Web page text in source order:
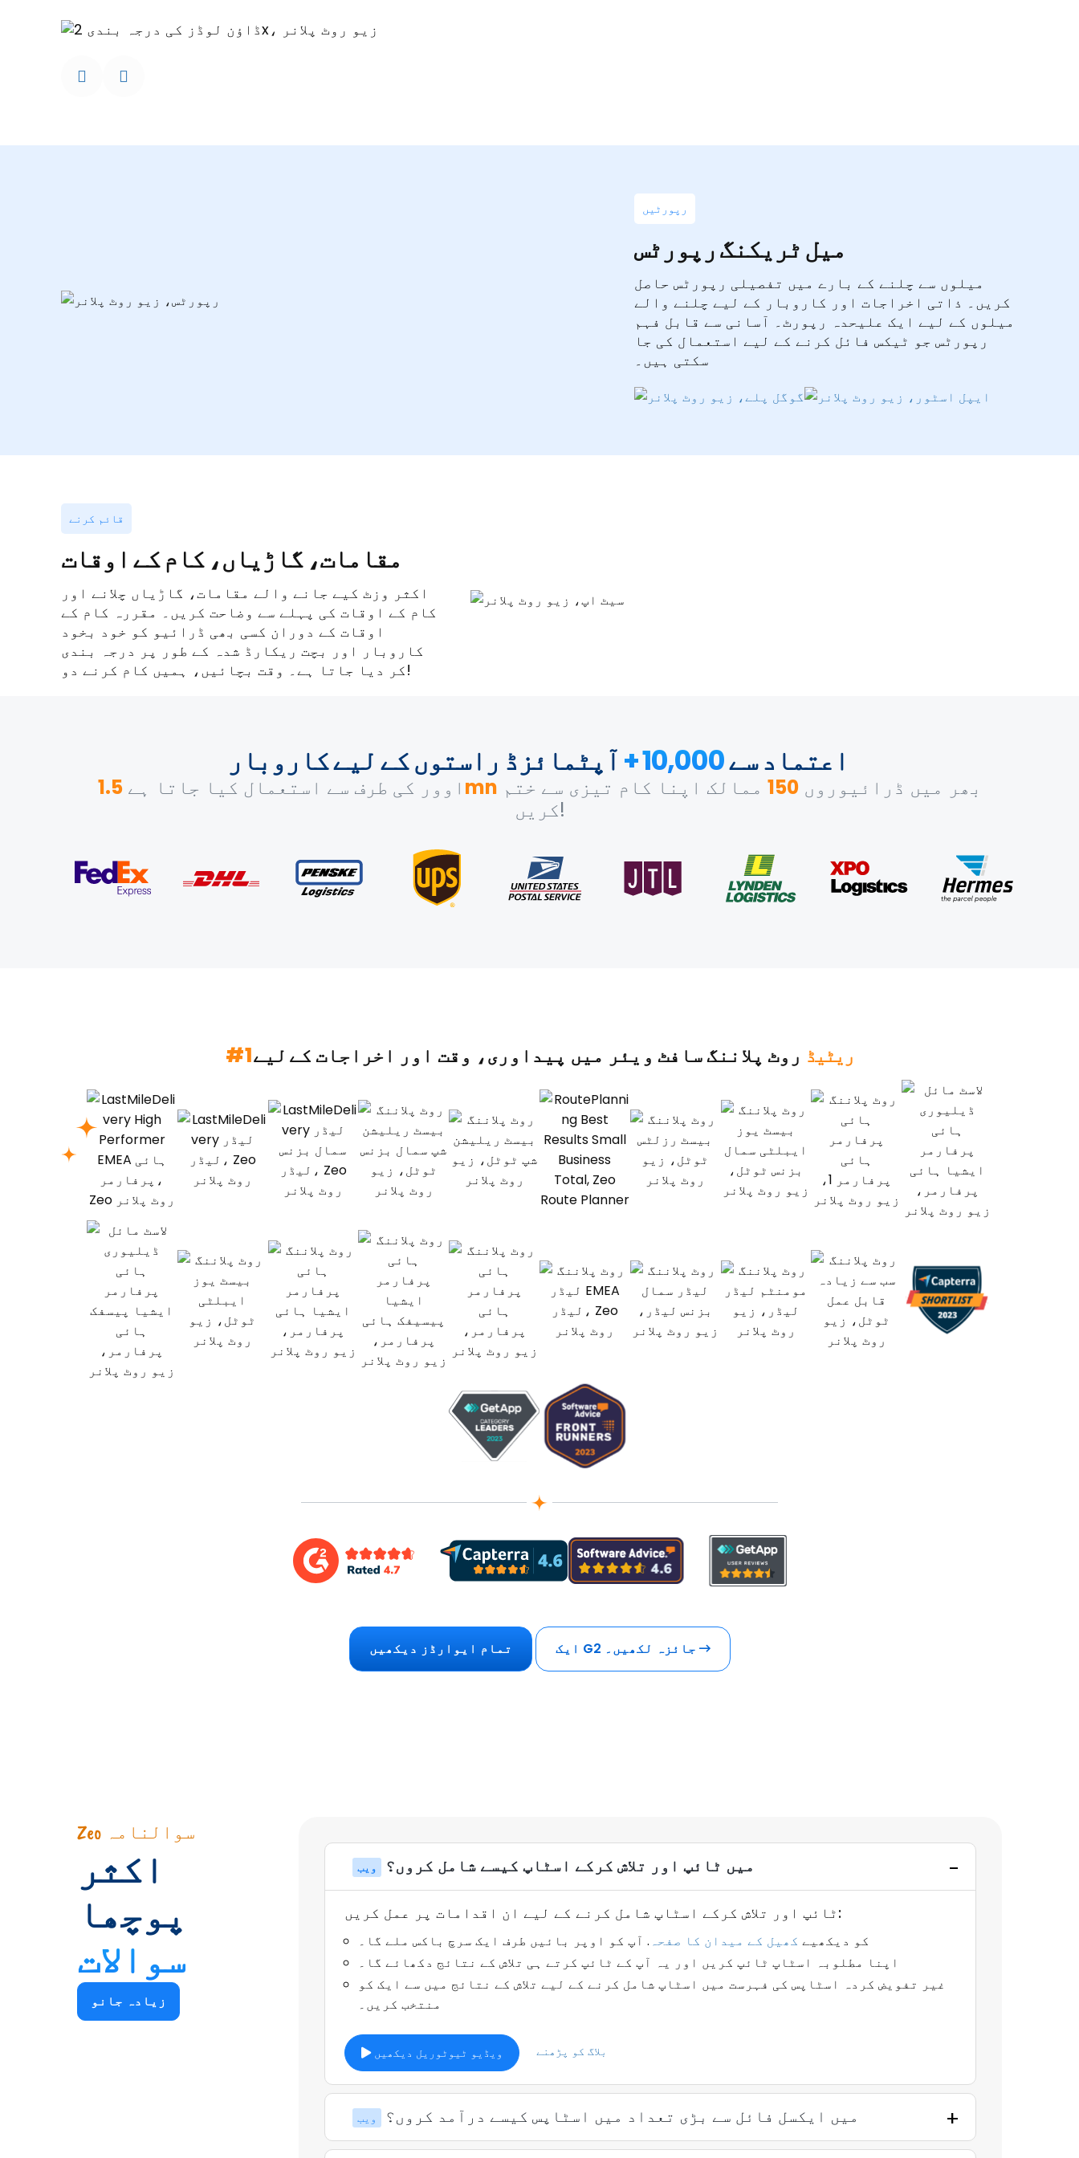
رپورٹیں
میل ٹریکنگرپورٹس
میلوں سے چلنے کے بارے میں تفصیلی رپورٹس حاصل
کریں۔ ذاتی اخراجات اور کاروبار کے لیے چلنے والے
میلوں کے لیے ایک علیحدہ رپورٹ۔ آسانی سے قابل فہم
رپورٹس جو ٹیکس فائل کرنے کے لیے استعمال کی جا
سکتی ہیں۔
قائم کرنے
مقامات، گاڑیاں، کام کے اوقات
اکثر وزٹ کیے جانے والے مقامات، گاڑیاں چلانے اور
کام کے اوقات کی پہلے سے وضاحت کریں۔ مقررہ کام کے
اوقات کے دوران کسی بھی ڈرائیو کو خود بخود
کاروبار اور بچت ریکارڈ شدہ کے طور پر درجہ بندی
کر دیا جاتا ہے۔ وقت بچائیں، ہمیں کام کرنے دو!
اعتماد سے10,000 + آپٹمائزڈ راستوں کے لیے کاروبار
اوور کی طرف سے استعمال کیا جاتا ہے 1.5mn بھر میں ڈرائیوروں150 ممالک اپنا کام تیزی سے ختم
کریں!
# 1 ریٹیڈ روٹ پلاننگ سافٹ ویئر میں پیداوری، وقت اور اخراجات کے لیے
تمام ایوارڈز دیکھیں
Zeo سوالنامہ
اکثر
پوچھا
سوالات
زیادہ جانو
میں ٹائپ اور تلاش کرکے اسٹاپ کیسے شامل کروں؟ ویب
ٹائپ اور تلاش کرکے اسٹاپ شامل کرنے کے لیے ان اقدامات پر عمل کریں:
کو دیکھیے کھیل کے میدان کا صفحہ . آپ کو اوپر بائیں طرف ایک سرچ باکس ملے گا۔
اپنا مطلوبہ اسٹاپ ٹائپ کریں اور یہ آپ کے ٹائپ کرتے ہی تلاش کے نتائج دکھائے گا۔
غیر تفویض کردہ اسٹاپس کی فہرست میں اسٹاپ شامل کرنے کے لیے تلاش کے نتائج میں سے ایک کو
منتخب کریں۔
ویڈیو ٹیوٹوریل دیکھیں بلاگ کو پڑھنے
میں ایکسل فائل سے بڑی تعداد میں اسٹاپس کیسے درآمد کروں؟ ویب